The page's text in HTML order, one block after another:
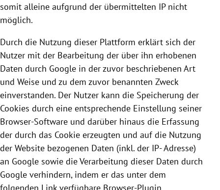
somit alleine aufgrund der übermittelten IP nicht
möglich.
Durch die Nutzung dieser Plattform erklärt sich der
Nutzer mit der Bearbeitung der über ihn erhobenen
Daten durch Google in der zuvor beschriebenen Art
und Weise und zu dem zuvor benannten Zweck
einverstanden. Der Nutzer kann die Speicherung der
Cookies durch eine entsprechende Einstellung seiner
Browser-Software und darüber hinaus die Erfassung
der durch das Cookie erzeugten und auf die Nutzung
der Website bezogenen Daten (inkl. der IP- Adresse)
an Google sowie die Verarbeitung dieser Daten durch
Google verhindern, indem er das unter dem
folgenden Link verfügbare Browser-Plugin